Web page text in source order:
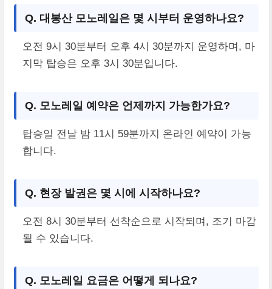
Q. 대봉산 모노레일은 몇 시부터 운영하나요?
오전 9시 30분부터 오후 4시 30분까지 운영하며, 마
지막 탑승은 오후 3시 30분입니다.
Q. 모노레일 예약은 언제까지 가능한가요?
탑승일 전날 밤 11시 59분까지 온라인 예약이 가능
합니다.
Q. 현장 발권은 몇 시에 시작하나요?
오전 8시 30분부터 선착순으로 시작되며, 조기 마감
될 수 있습니다.
Q. 모노레일 요금은 어떻게 되나요?